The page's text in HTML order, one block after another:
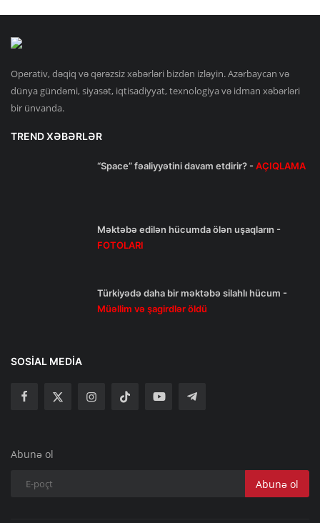
Operativ, dəqiq və qərəzsiz xəbərləri bizdən izləyin. Azərbaycan və
dünya gündəmi, siyasət, iqtisadiyyat, texnologiya və idman xəbərləri
bir ünvanda.
TREND XƏBƏRLƏR
“Space” fəaliyyətini davam etdirir? -AÇIQLAMA
Məktəbə edilən hücumda ölən uşaqların -
FOTOLARI
Türkiyədə daha bir məktəbə silahlı hücum -
Müəllim və şagirdlər öldü
SOSIAL MEDIA
Abunə ol
Abunə ol